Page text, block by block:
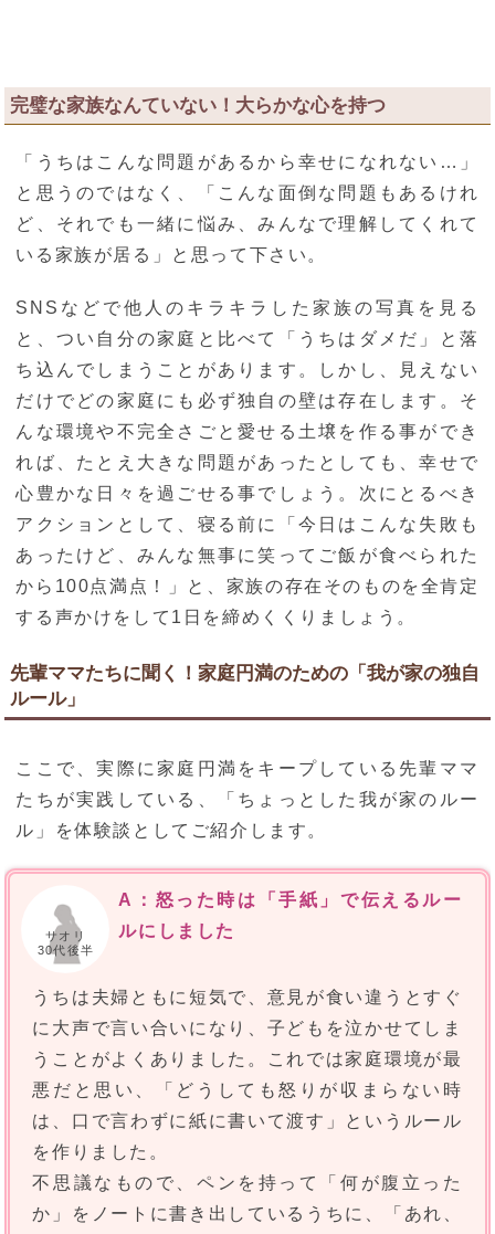
完璧な家族なんていない！大らかな心を持つ
「うちはこんな問題があるから幸せになれない…」
と思うのではなく、「こんな面倒な問題もあるけれ
ど、それでも一緒に悩み、みんなで理解してくれて
いる家族が居る」と思って下さい。
SNSなどで他人のキラキラした家族の写真を見る
と、つい自分の家庭と比べて「うちはダメだ」と落
ち込んでしまうことがあります。しかし、見えない
だけでどの家庭にも必ず独自の壁は存在します。そ
んな環境や不完全さごと愛せる土壌を作る事ができ
れば、たとえ大きな問題があったとしても、幸せで
心豊かな日々を過ごせる事でしょう。次にとるべき
アクションとして、寝る前に「今日はこんな失敗も
あったけど、みんな無事に笑ってご飯が食べられた
から100点満点！」と、家族の存在そのものを全肯定
する声かけをして1日を締めくくりましょう。
先輩ママたちに聞く！家庭円満のための「我が家の独自
ルール」
ここで、実際に家庭円満をキープしている先輩ママ
たちが実践している、「ちょっとした我が家のルー
ル」を体験談としてご紹介します。
サオリ
30代後半
A：怒った時は「手紙」で伝えるルー
ルにしました
うちは夫婦ともに短気で、意見が食い違うとすぐ
に大声で言い合いになり、子どもを泣かせてしま
うことがよくありました。これでは家庭環境が最
悪だと思い、「どうしても怒りが収まらない時
は、口で言わずに紙に書いて渡す」というルール
を作りました。
不思議なもので、ペンを持って「何が腹立った
か」をノートに書き出しているうちに、「あれ、